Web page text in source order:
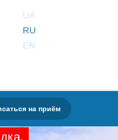
UA
RU
EN
на приём